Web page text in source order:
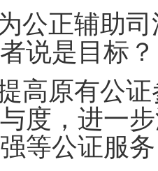
公正辅助
说是目标？
高原有公
度，进一
等公证服